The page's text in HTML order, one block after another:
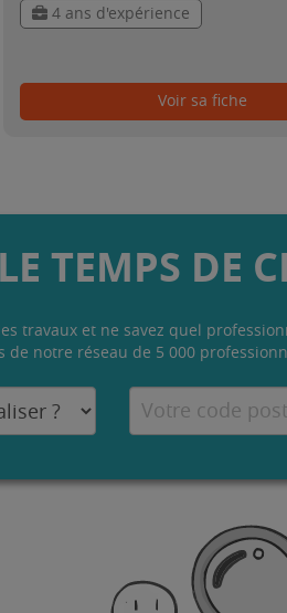
4 ans d'expérience
Voir sa fiche
TEMPS DE
travaux et ne savez quel
de notre réseau de 5 000